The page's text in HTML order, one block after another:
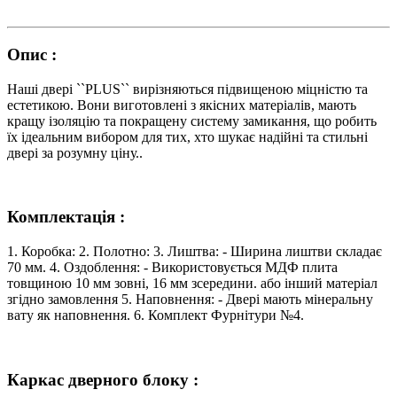
Опис :
Наші двері ``PLUS`` вирізняються підвищеною міцністю та
естетикою. Вони виготовлені з якісних матеріалів, мають
кращу ізоляцію та покращену систему замикання, що робить
їх ідеальним вибором для тих, хто шукає надійні та стильні
двері за розумну ціну..
Комплектація :
1. Коробка: 2. Полотно: 3. Лиштва: - Ширина лиштви складає
70 мм. 4. Оздоблення: - Використовується МДФ плита
товщиною 10 мм зовні, 16 мм зсередини. або інший матеріал
згідно замовлення 5. Наповнення: - Двері мають мінеральну
вату як наповнення. 6. Комплект Фурнітури №4.
Каркас дверного блоку :